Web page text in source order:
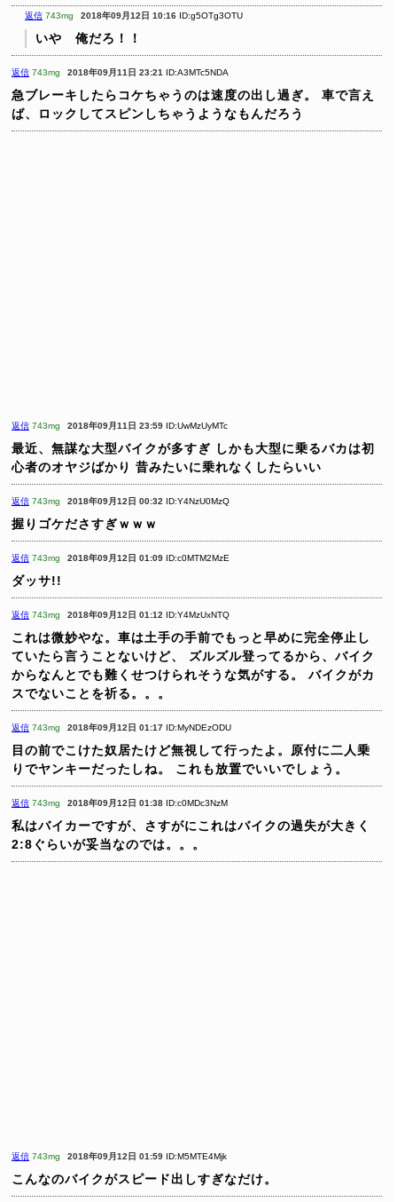
返信 743mg 2018年09月12日 10:16 ID:g5OTg3OTU
いや 俺だろ！！
返信 743mg 2018年09月11日 23:21 ID:A3MTc5NDA
急ブレーキしたらコケちゃうのは速度の出し過ぎ。
車で言え
ば、ロックしてスピンしちゃうようなもんだろう
返信 743mg 2018年09月11日 23:59 ID:UwMzUyMTc
最近、無謀な大型バイクが多すぎ しかも大型に乗るバカは初
心者のオヤジばかり 昔みたいに乗れなくしたらいい
返信 743mg 2018年09月12日 00:32 ID:Y4NzU0MzQ
握りゴケださすぎｗｗｗ
返信 743mg 2018年09月12日 01:09 ID:c0MTM2MzE
ダッサ!!
返信 743mg 2018年09月12日 01:12 ID:Y4MzUxNTQ
これは微妙やな。車は土手の手前でもっと早めに完全停止し
ていたら言うことないけど、
ズルズル登ってるから、バイク
からなんとでも難くせつけられそうな気がする。
バイクがカ
スでないことを祈る。。。
返信 743mg 2018年09月12日 01:17 ID:MyNDEzODU
目の前でこけた奴居たけど無視して行ったよ。原付に二人乗
りでヤンキーだったしね。
これも放置でいいでしょう。
返信 743mg 2018年09月12日 01:38 ID:c0MDc3NzM
私はバイカーですが、さすがにこれはバイクの過失が大きく
2:8ぐらいが妥当なのでは。。。
返信 743mg 2018年09月12日 01:59 ID:M5MTE4Mjk
こんなのバイクがスピード出しすぎなだけ。